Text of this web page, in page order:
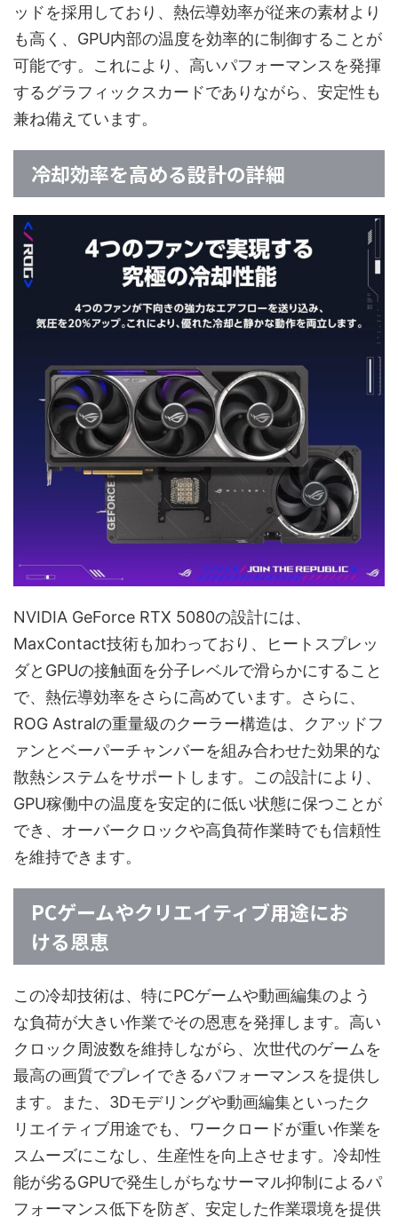
ッドを採用しており、熱伝導効率が従来の素材より
も高く、GPU内部の温度を効率的に制御することが
可能です。これにより、高いパフォーマンスを発揮
するグラフィックスカードでありながら、安定性も
兼ね備えています。
冷却効率を高める設計の詳細
NVIDIA GeForce RTX 5080の設計には、
MaxContact技術も加わっており、ヒートスプレッ
ダとGPUの接触面を分子レベルで滑らかにすること
で、熱伝導効率をさらに高めています。さらに、
ROG Astralの重量級のクーラー構造は、クアッドフ
ァンとベーパーチャンバーを組み合わせた効果的な
散熱システムをサポートします。この設計により、
GPU稼働中の温度を安定的に低い状態に保つことが
でき、オーバークロックや高負荷作業時でも信頼性
を維持できます。
PCゲームやクリエイティブ用途にお
ける恩恵
この冷却技術は、特にPCゲームや動画編集のよう
な負荷が大きい作業でその恩恵を発揮します。高い
クロック周波数を維持しながら、次世代のゲームを
最高の画質でプレイできるパフォーマンスを提供し
ます。また、3Dモデリングや動画編集といったク
リエイティブ用途でも、ワークロードが重い作業を
スムーズにこなし、生産性を向上させます。冷却性
能が劣るGPUで発生しがちなサーマル抑制によるパ
フォーマンス低下を防ぎ、安定した作業環境を提供